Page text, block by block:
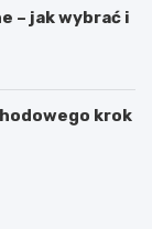
– jak wybrać i
krok